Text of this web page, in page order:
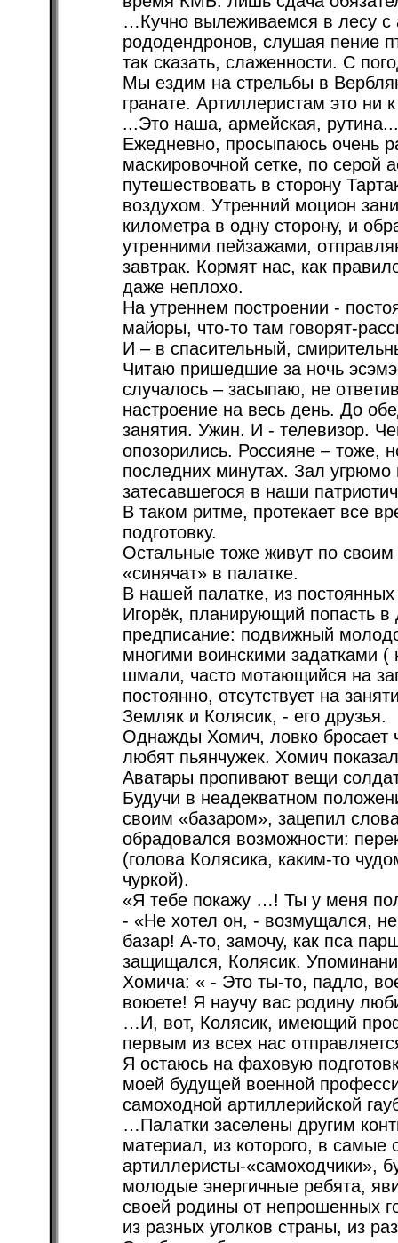
…Кучно вылеживаемся в лесу с
рододендронов, слушая пение
так сказать, слаженности. С
Мы ездим на стрельбы в
гранате. Артиллеристам это ни
...Это наша, армейская, рутина...
Ежедневно, просыпаюсь очень
маскировочной сетке, по серой
путешествовать в сторону
воздухом. Утренний моцион
километра в одну сторону, и
утренними пейзажами,
завтрак. Кормят нас, как
даже неплохо.
На утреннем построении -
майоры, что-то там говорят-
И – в спасительный,
Читаю пришедшие за ночь
случалось – засыпаю, не
настроение на весь день. До
занятия. Ужин. И - телевизор.
опозорились. Россияне – тоже,
последних минутах. Зал
затесавшегося в наши
В таком ритме, протекает все
подготовку.
Остальные тоже живут по
«синячат» в палатке.
В нашей палатке, из
Игорёк, планирующий попасть
предписание: подвижный
многими воинскими задатками
шмали, часто мотающийся на
постоянно, отсутствует на
Земляк и Колясик, - его друзья.
Однажды Хомич, ловко бросает
любят пьянчужек. Хомич
Аватары пропивают вещи
Будучи в неадекватном
своим «базаром», зацепил
обрадовался возможности:
(голова Колясика, каким-то
чуркой).
«Я тебе покажу …! Ты у меня
- «Не хотел он, - возмущался,
базар! А-то, замочу, как пса
защищался, Колясик.
Хомича: « - Это ты-то, падло,
воюете! Я научу вас родину
…И, вот, Колясик, имеющий
первым из всех нас
Я остаюсь на фаховую
моей будущей военной
самоходной артиллерийской
…Палатки заселены другим
материал, из которого, в самые
артиллеристы-«самоходчики»,
молодые энергичные ребята,
своей родины от непрошенных
из разных уголков страны, из